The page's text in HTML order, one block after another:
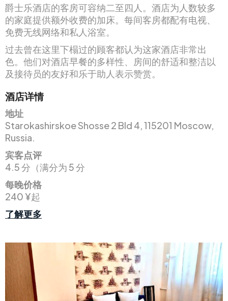
爵士乐酒店的客房可容纳二至四人。酒店为人数较多
的家庭提供额外收费的加床。每间客房都配有电视、
免费无线网络和私人浴室。
过去曾在这里下榻过的顾客都认为这家酒店非常出
色。他们对酒店早餐的多样性、房间的舒适和整洁以
及接待员的友好和乐于助人表示赞赏。
酒店详情
地址
Starokashirskoe Shosse 2 Bld 4, 115201 Moscow,
Russia.
宾客点评
4.5 分（满分为 5 分
每晚价格
240 ¥起
了解更多